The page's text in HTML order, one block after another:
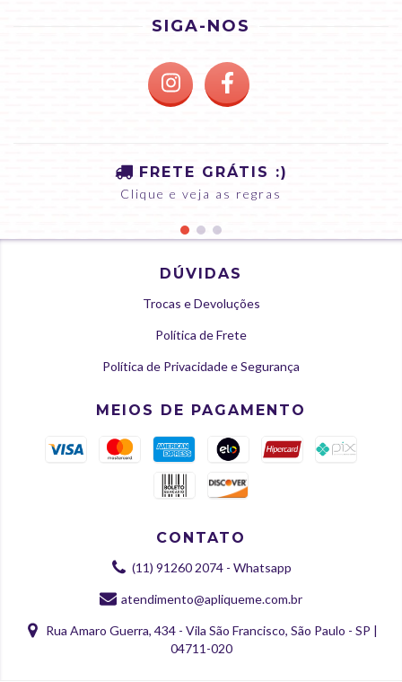
SIGA-NOS
FRETE GRÁTIS :)
Clique e veja as regras
DÚVIDAS
Trocas e Devoluções
Política de Frete
Política de Privacidade e Segurança
MEIOS DE PAGAMENTO
CONTATO
(11) 91260 2074 - Whatsapp
atendimento@apliqueme.com.br
Rua Amaro Guerra, 434 - Vila São Francisco, São Paulo - SP |
04711-020